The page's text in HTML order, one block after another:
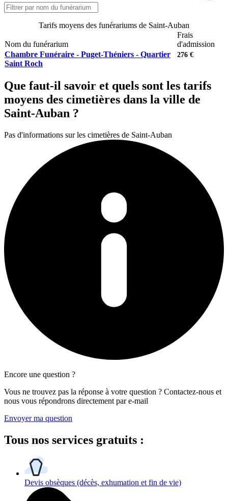
Tarifs moyens des funérariums de Saint-Auban
Nom du funérarium
Frais
d'admission
Chambre Funéraire - Puget-Théniers - Quartier
Saint Roch
276 €
Que faut-il savoir et quels sont les tarifs
moyens des cimetières dans la ville de
Saint-Auban ?
Pas d'informations sur les cimetières de Saint-Auban
Encore une question ?
Vous ne trouvez pas la réponse à votre question ? Contactez-nous et
nous vous répondrons directement par e-mail
Envoyer ma question
Tous nos services gratuits :
Devis obsèques (décès, exhumation et fin de vie)